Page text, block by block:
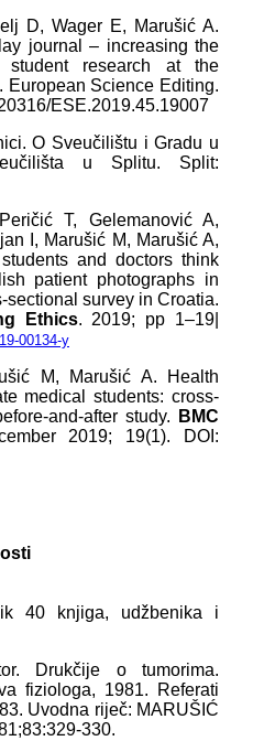
D, Wager E, Marušić A.
journal – increasing the
research at the
European Science Editing.
ESE.2019.45.19007
O Sveučilištu i Gradu u
u Splitu. Split:
T, Gelemanović A,
I, Marušić M, Marušić A,
and doctors think
patient photographs in
survey in Croatia.
Ethics. 2019; pp 1–19|
00134-y
M, Marušić A. Health
medical students: cross-
and-after study.
BMC
2019; 19(1). DOI:
40 knjiga, udžbenika i
Drukčije o tumorima.
fiziologa, 1981. Referati
Uvodna riječ: MARUŠIĆ